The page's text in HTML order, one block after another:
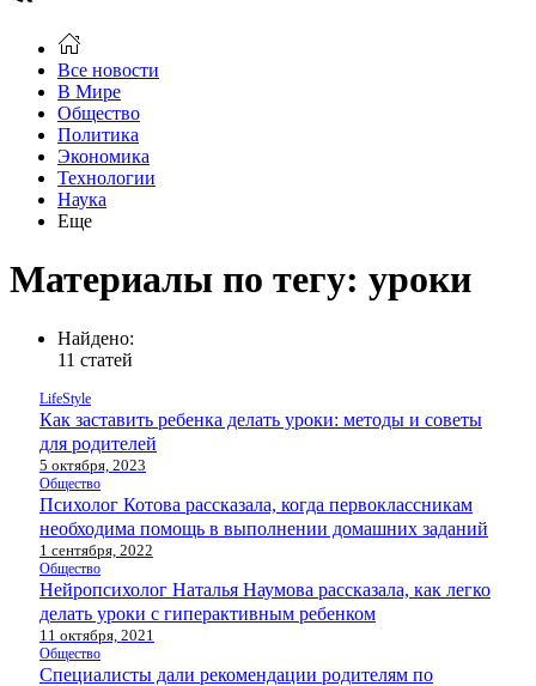
Все новости
В Мире
Общество
Политика
Экономика
Технологии
Наука
Еще
Материалы по тегу: уроки
Найдено:
11 статей
LifeStyle
Как заставить ребенка делать уроки: методы и советы
для родителей
5 октября, 2023
Общество
Психолог Котова рассказала, когда первоклассникам
необходима помощь в выполнении домашних заданий
1 сентября, 2022
Общество
Нейропсихолог Наталья Наумова рассказала, как легко
делать уроки с гиперактивным ребенком
11 октября, 2021
Общество
Специалисты дали рекомендации родителям по